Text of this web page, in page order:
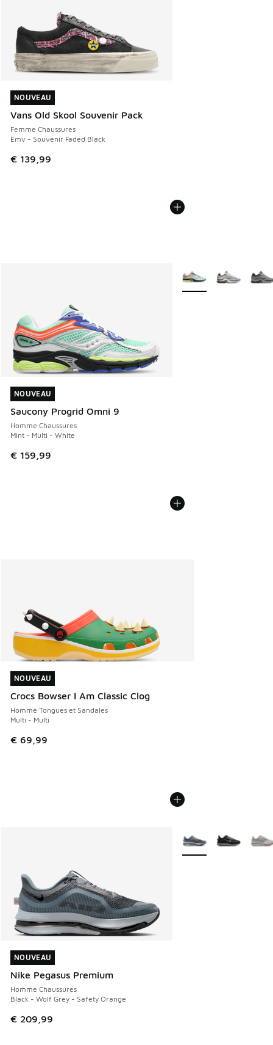
NOUVEAU
Vans Old Skool Souvenir Pack
Femme Chaussures
Emv - Souvenir Faded Black
€ 139,99
NOUVEAU
NOUVEAU
Saucony Progrid Omni 9
Homme Chaussures
Mint - Multi - White
€ 159,99
NOUVEAU
Plus de couleurs
NOUVEAU
Crocs Bowser I Am Classic Clog
Homme Tongues et Sandales
Multi - Multi
€ 69,99
NOUVEAU
NOUVEAU
Nike Pegasus Premium
Homme Chaussures
Black - Wolf Grey - Safety Orange
€ 209,99
NOUVEAU
Plus de couleurs